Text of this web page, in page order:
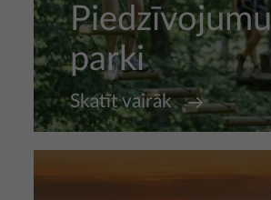
Piedzīvojumu
parki
Skatīt vairāk